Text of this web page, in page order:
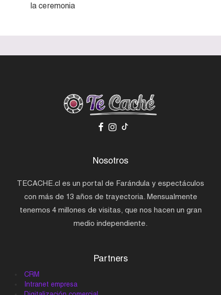
la ceremonia
Nosotros
TECACHE.cl es un portal de Farándula y espectáculos
con más de 13 años de trayectoria. Mensualmente
tenemos 4 millones de visitas, que nos hacen un gran
medio independiente.
Partners
CRM
Intranet empresa